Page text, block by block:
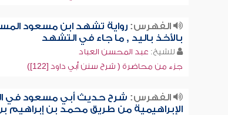
الفهرس:رواية تشهد ابن مسعود
بالأخذ باليد , ما جاء في التشهد
للشيخ: عبد المحسن العباد
جزء من محاضرة ( شرح سنن أبي داود [122])
الفهرس: شرح حديث أبي مسعود في
الإبراهيمية من طريق محمد بن إبراهيم